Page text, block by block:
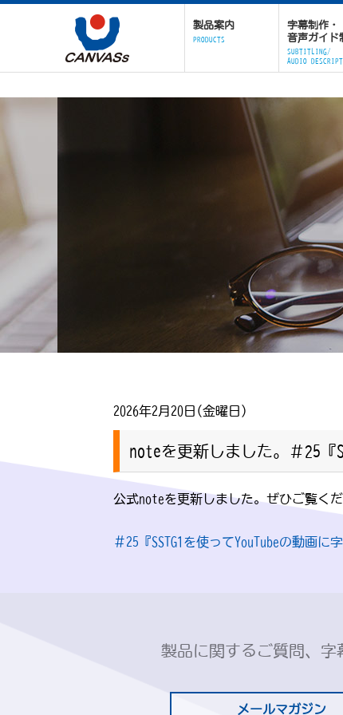
製品案内
PRODUCTS
字幕制作・
音声ガイド
SUBTITLING/
AUDIO
2026年2月20日(金曜日)
noteを更新しました。＃25『
公式noteを更新しました。ぜひご覧くだ
＃25『SSTG1を使ってYouTubeの動画に
製品に関するご質問、
メールマガジン